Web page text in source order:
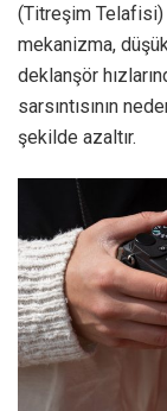
(Titreşim Telafisi)
mekanizma,
deklanşör
sarsıntısının
şekilde azaltır.